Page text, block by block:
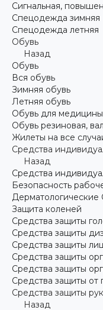
Сигнальная,
Спецодежда зимняя
Спецодежда летняя
Обувь
Назад
Обувь
Вся обувь
Зимняя обувь
Летняя обувь
Обувь для медицины
Обувь резиновая,
Жилеты на все
Средства
Назад
Средства
Безопасность
Дерматологические
Защита коленей
Средства защиты
Средства защиты
Средства защиты
Средства защиты
Средства защиты
Средства защиты от
Средства защиты рук
Назад